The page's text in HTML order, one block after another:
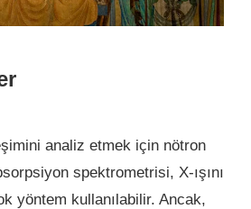
analiz etmek için nötron
spektrometrisi, X-ışını
yöntem kullanılabilir. Ancak,